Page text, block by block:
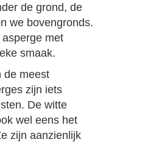
de grond, de
we bovengronds.
met
smaak.
de meest
zijn iets
De witte
wel eens het
zijn aanzienlijk